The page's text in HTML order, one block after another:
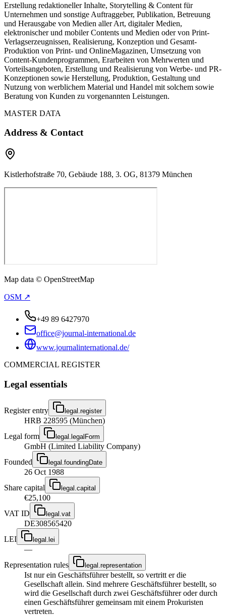
Erstellung redaktioneller Inhalte, Storytelling & Content für
Unternehmen und sonstige Auftraggeber, Publikation, Betreuung
und Herausgabe von Medien aller Art, digitaler Medien,
elektronischer und mobiler Contents und Medien oder von Print-
Verlagserzeugnissen, Realisierung, Konzeption und Gesamt-
Produktion von Print- und OnlineMagazinen, Umsetzung von
Content-Kundenprogrammen, Erarbeiten von Mehrwerten und
Vorteilsangeboten, Erstellung und Realisierung von Werbe- und PR-
Konzeptionen sowie Herstellung, Produktion, Gestaltung und
Nutzung von werblichem Material und Handel mit solchem sowie
Beratung von Kunden zu vorgenannten Leistungen.
MASTER DATA
Address & Contact
Kistlerhofstraße 70, Gebäude 188, 3. OG, 81379 München
Map data © OpenStreetMap
OSM ↗
+49 89 6427970
office@journal-international.de
www.journalinternational.de/
COMMERCIAL REGISTER
Legal essentials
Register entry legal.register
HRB 228595 (München)
Legal form
legal.legalForm
GmbH (Limited Liability Company)
Founded
legal.foundingDate
26 Oct 1988
Share capital
legal.capital
€25,100
VAT ID
legal.vat
DE308565420
LEI
legal.lei
—
Representation rules
legal.representation
Ist nur ein Geschäftsführer bestellt, so vertritt er die
Gesellschaft allein. Sind mehrere Geschäftsführer bestellt, so
wird die Gesellschaft durch zwei Geschäftsführer oder durch
einen Geschäftsführer gemeinsam mit einem Prokuristen
vertreten.